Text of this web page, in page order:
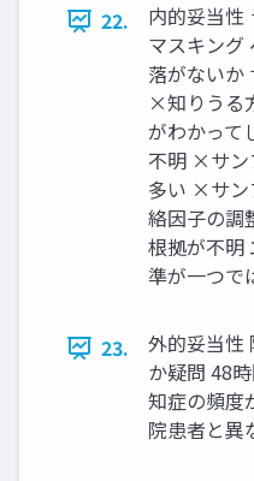
22.
内的妥当性
マスキング
落がないか
×知りうる
がわかって
不明 ×サン
多い ×サン
絡因子の調
根拠が不明
準が一つで
23.
外的妥当性
か疑問 48
知症の頻度
院患者と異